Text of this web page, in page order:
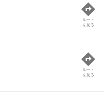
ルート
を見る
ルート
を見る